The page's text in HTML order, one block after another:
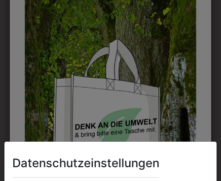
DRUCK
Perfekt für große Logos und für kleine Details, jedoch
kostet jede Farbe extra und ist erst ab 12 Stück
möglich. Waschbar bis zu 60°C.
DAS KÖNNTE IHNEN
Datenschutzeinstellungen